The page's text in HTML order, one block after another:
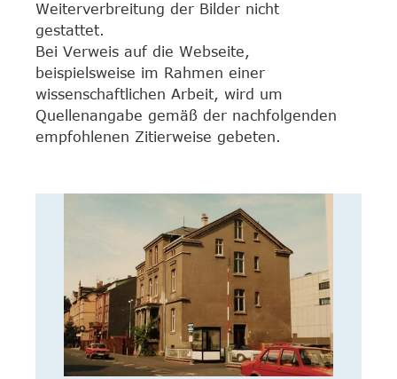
Weiterverbreitung der Bilder nicht
gestattet.
Bei Verweis auf die Webseite,
beispielsweise im Rahmen einer
wissenschaftlichen Arbeit, wird um
Quellenangabe gemäß der nachfolgenden
empfohlenen Zitierweise gebeten.